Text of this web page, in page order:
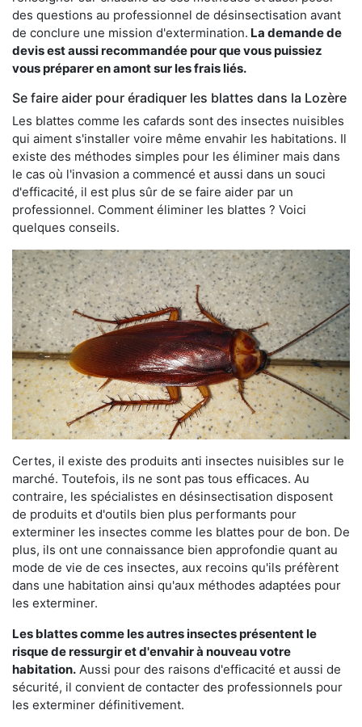
des questions au professionnel de désinsectisation avant
de conclure une mission d'extermination. La demande de
devis est aussi recommandée pour que vous puissiez
vous préparer en amont sur les frais liés.
Se faire aider pour éradiquer les blattes dans la Lozère
Les blattes comme les cafards sont des insectes nuisibles
qui aiment s'installer voire même envahir les habitations. Il
existe des méthodes simples pour les éliminer mais dans
le cas où l'invasion a commencé et aussi dans un souci
d'efficacité, il est plus sûr de se faire aider par un
professionnel. Comment éliminer les blattes ? Voici
quelques conseils.
Certes, il existe des produits anti insectes nuisibles sur le
marché. Toutefois, ils ne sont pas tous efficaces. Au
contraire, les spécialistes en désinsectisation disposent
de produits et d'outils bien plus performants pour
exterminer les insectes comme les blattes pour de bon. De
plus, ils ont une connaissance bien approfondie quant au
mode de vie de ces insectes, aux recoins qu'ils préfèrent
dans une habitation ainsi qu'aux méthodes adaptées pour
les exterminer.
Les blattes comme les autres insectes présentent le
risque de ressurgir et d'envahir à nouveau votre
habitation. Aussi pour des raisons d'efficacité et aussi de
sécurité, il convient de contacter des professionnels pour
les exterminer définitivement.